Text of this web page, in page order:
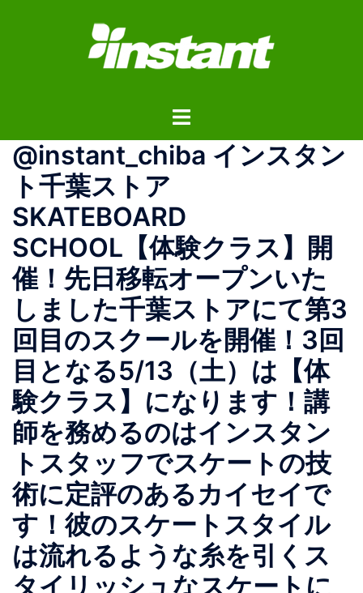
ス
ト
ル
ュ
ー
@instant_chiba インスタン
ト千葉ストア
SKATEBOARD
SCHOOL【体験クラス】開
催！先日移転オープンいた
しました千葉ストアにて第3
回目のスクールを開催！3回
目となる5/13（土）は【体
験クラス】になります！講
師を務めるのはインスタン
トスタッフでスケートの技
術に定評のあるカイセイで
す！彼のスケートスタイル
は流れるような糸を引くス
タイリッシュなスケートに